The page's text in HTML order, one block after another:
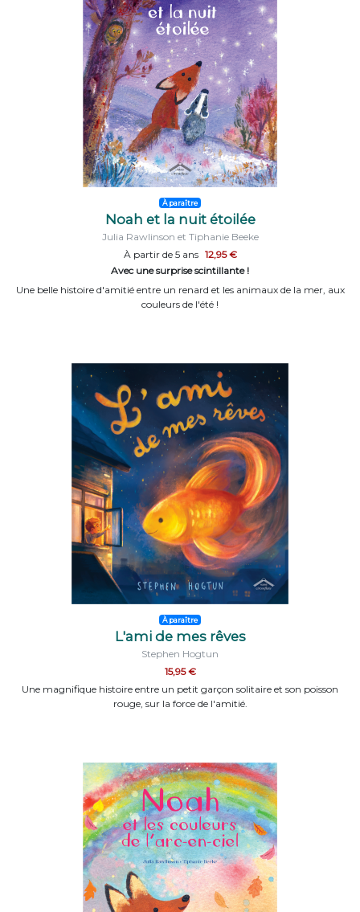
À paraître
Noah et la nuit étoilée
Julia Rawlinson et Tiphanie Beeke
À partir de 5 ans 12,95 €
Avec une surprise scintillante !
Une belle histoire d'amitié entre un renard et les animaux de la mer, aux
couleurs de l'été !
À paraître
L'ami de mes rêves
Stephen Hogtun
15,95 €
Une magnifique histoire entre un petit garçon solitaire et son poisson
rouge, sur la force de l'amitié.